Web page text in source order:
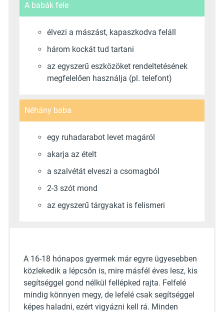
A babák fele
élvezi a mászást, kapaszkodva feláll
három kockát tud tartani
az egyszerű eszközöket rendeltetésének
megfelelően használja (pl. telefont)
Néhány baba
egy ruhadarabot levet magáról
akarja az ételt
a szalvétát elveszi a csomagból
2-3 szót mond
az egyszerű tárgyakat is felismeri
A 16-18 hónapos gyermek már egyre ügyesebben
közlekedik a lépcsőn is, mire másfél éves lesz, kis
segítséggel gond nélkül fellépked rajta. Felfelé
mindig könnyen megy, de lefelé csak segítséggel
képes haladni, ezért vigyázni kell rá. Minden